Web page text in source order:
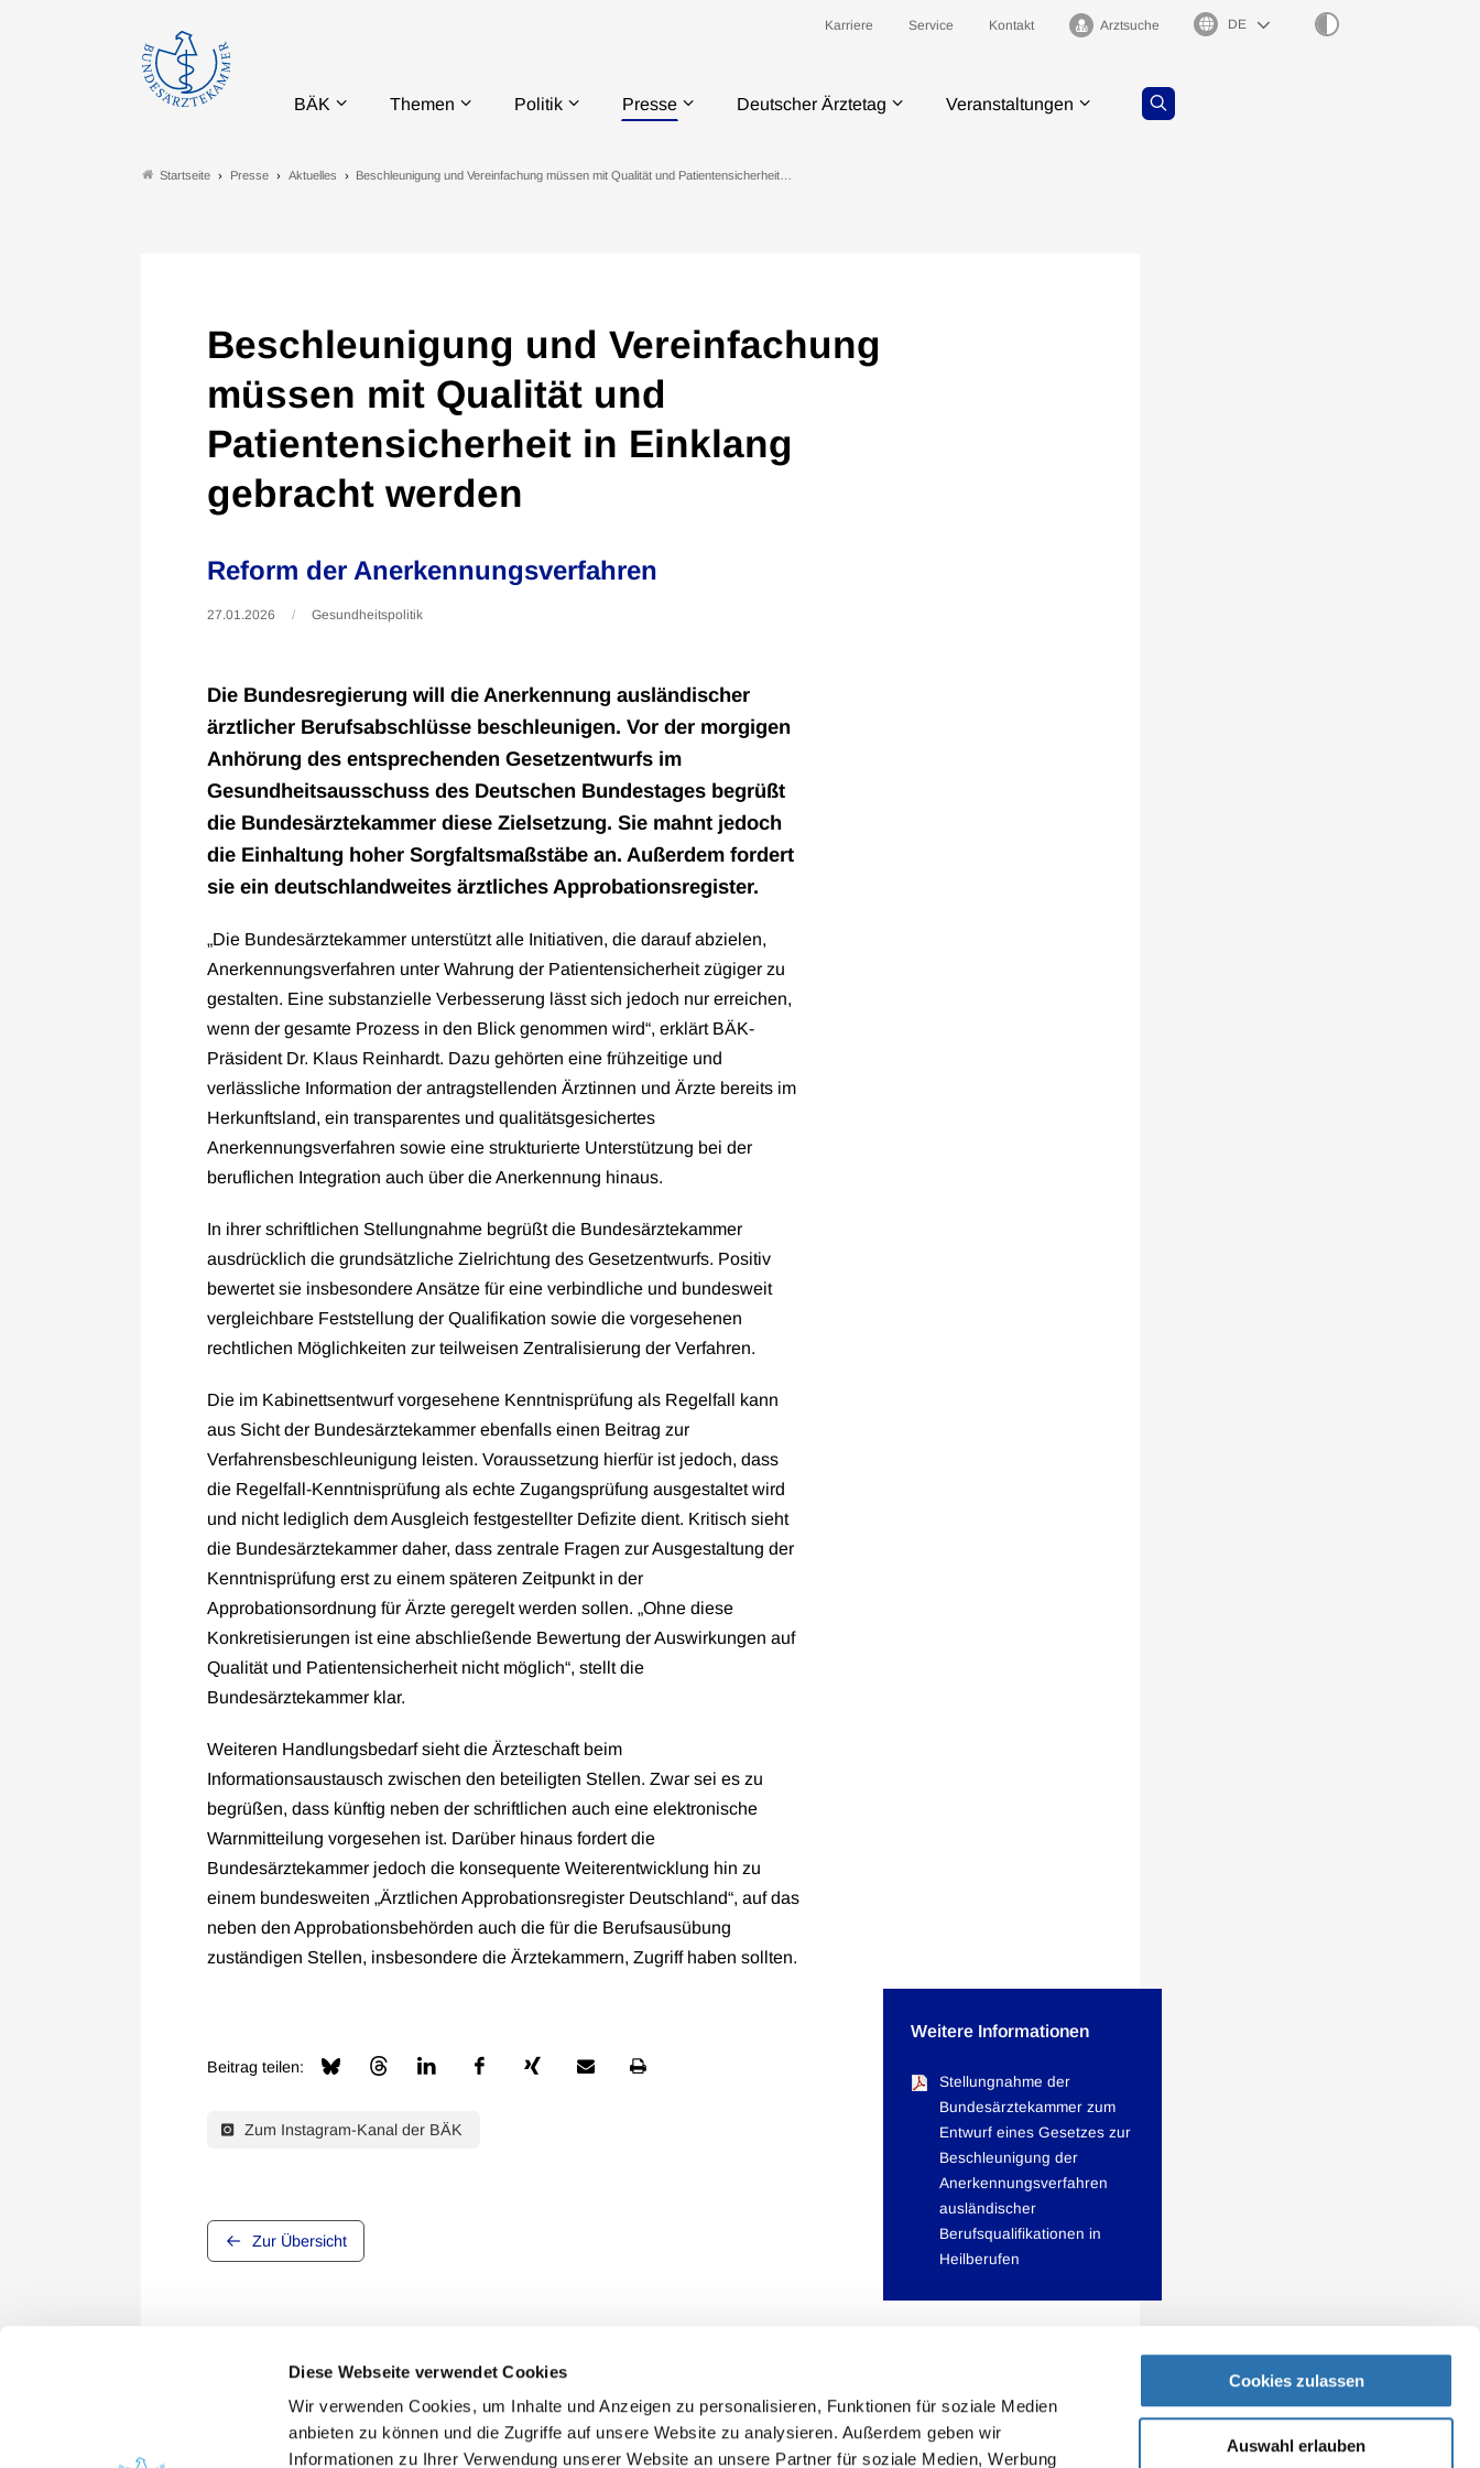
Diese Webseite verwendet Cookies
Wir verwenden Cookies, um Inhalte und Anzeigen zu personalisieren, Funktionen für soziale Medien
anbieten zu können und die Zugriffe auf unsere Website zu analysieren. Außerdem geben wir
Informationen zu Ihrer Verwendung unserer Website an unsere Partner für soziale Medien, Werbung
Cookies zulassen
Auswahl erlauben
Karriere Service Kontakt Arztsuche Sprachauswahl
BÄK Themen Politik Presse Deutscher Ärztetag Veranstaltungen
Startseite Presse Aktuelles Beschleunigung und Vereinfachung müssen mit Qualität und Patientensicherheit…
Beschleunigung und Vereinfachung
müssen mit Qualität und
Patientensicherheit in Einklang
gebracht werden
Reform der Anerkennungsverfahren
27.01.2026 Gesundheitspolitik
Die Bundesregierung will die Anerkennung ausländischer
ärztlicher Berufsabschlüsse beschleunigen. Vor der morgigen
Anhörung des entsprechenden Gesetzentwurfs im
Gesundheitsausschuss des Deutschen Bundestages begrüßt
die Bundesärztekammer diese Zielsetzung. Sie mahnt jedoch
die Einhaltung hoher Sorgfaltsmaßstäbe an. Außerdem fordert
sie ein deutschlandweites ärztliches Approbationsregister.
„Die Bundesärztekammer unterstützt alle Initiativen, die darauf abzielen,
Anerkennungsverfahren unter Wahrung der Patientensicherheit zügiger zu
gestalten. Eine substanzielle Verbesserung lässt sich jedoch nur erreichen,
wenn der gesamte Prozess in den Blick genommen wird“, erklärt BÄK-
Präsident Dr. Klaus Reinhardt. Dazu gehörten eine frühzeitige und
verlässliche Information der antragstellenden Ärztinnen und Ärzte bereits im
Herkunftsland, ein transparentes und qualitätsgesichertes
Anerkennungsverfahren sowie eine strukturierte Unterstützung bei der
beruflichen Integration auch über die Anerkennung hinaus.
In ihrer schriftlichen Stellungnahme begrüßt die Bundesärztekammer
ausdrücklich die grundsätzliche Zielrichtung des Gesetzentwurfs. Positiv
bewertet sie insbesondere Ansätze für eine verbindliche und bundesweit
vergleichbare Feststellung der Qualifikation sowie die vorgesehenen
rechtlichen Möglichkeiten zur teilweisen Zentralisierung der Verfahren.
Die im Kabinettsentwurf vorgesehene Kenntnisprüfung als Regelfall kann
aus Sicht der Bundesärztekammer ebenfalls einen Beitrag zur
Verfahrensbeschleunigung leisten. Voraussetzung hierfür ist jedoch, dass
die Regelfall-Kenntnisprüfung als echte Zugangsprüfung ausgestaltet wird
und nicht lediglich dem Ausgleich festgestellter Defizite dient. Kritisch sieht
die Bundesärztekammer daher, dass zentrale Fragen zur Ausgestaltung der
Kenntnisprüfung erst zu einem späteren Zeitpunkt in der
Approbationsordnung für Ärzte geregelt werden sollen. „Ohne diese
Konkretisierungen ist eine abschließende Bewertung der Auswirkungen auf
Qualität und Patientensicherheit nicht möglich“, stellt die
Bundesärztekammer klar.
Weiteren Handlungsbedarf sieht die Ärzteschaft beim
Informationsaustausch zwischen den beteiligten Stellen. Zwar sei es zu
begrüßen, dass künftig neben der schriftlichen auch eine elektronische
Warnmitteilung vorgesehen ist. Darüber hinaus fordert die
Bundesärztekammer jedoch die konsequente Weiterentwicklung hin zu
einem bundesweiten „Ärztlichen Approbationsregister Deutschland“, auf das
neben den Approbationsbehörden auch die für die Berufsausübung
zuständigen Stellen, insbesondere die Ärztekammern, Zugriff haben sollten.
Beitrag teilen:
Zum Instagram-Kanal der BÄK
Zur Übersicht
Weitere Informationen
Stellungnahme der
Bundesärztekammer zum
Entwurf eines Gesetzes zur
Beschleunigung der
Anerkennungsverfahren
ausländischer
Berufsqualifikationen in
Heilberufen